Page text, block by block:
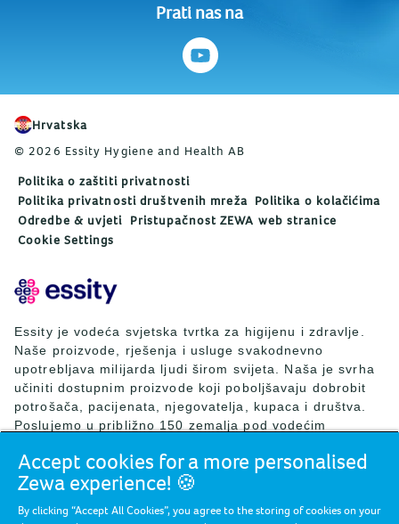
Prati nas na
Hrvatska
© 2026 Essity Hygiene and Health AB
Politika o zaštiti privatnosti
Politika privatnosti društvenih mreža Politika o kolačićima
Odredbe & uvjeti Pristupačnost ZEWA web stranice
Cookie Settings
Essity je vodeća svjetska tvrtka za higijenu i zdravlje.
Naše proizvode, rješenja i usluge svakodnevno
upotrebljava milijarda ljudi širom svijeta. Naša je svrha
učiniti dostupnim proizvode koji poboljšavaju dobrobit
potrošača, pacijenata, njegovatelja, kupaca i društva.
Poslujemo u približno 150 zemalja pod vodećim
brendovima kao što su Actimove, Cutimed, JOBST, Knix,
Leukoplast, Libero, Libresse, Lotus, Modibodi,
2024. godine ostvario neto prodaju od približno 146
Accept cookies for a more personalised
Zewa experience! 🍪
By clicking “Accept All Cookies”, you agree to the storing of cookies on your